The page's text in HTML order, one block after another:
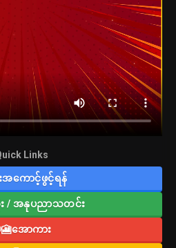
Links
အကောင့်ဖွင့်ရန်
/ အနုပညာသတင်း
အောကား